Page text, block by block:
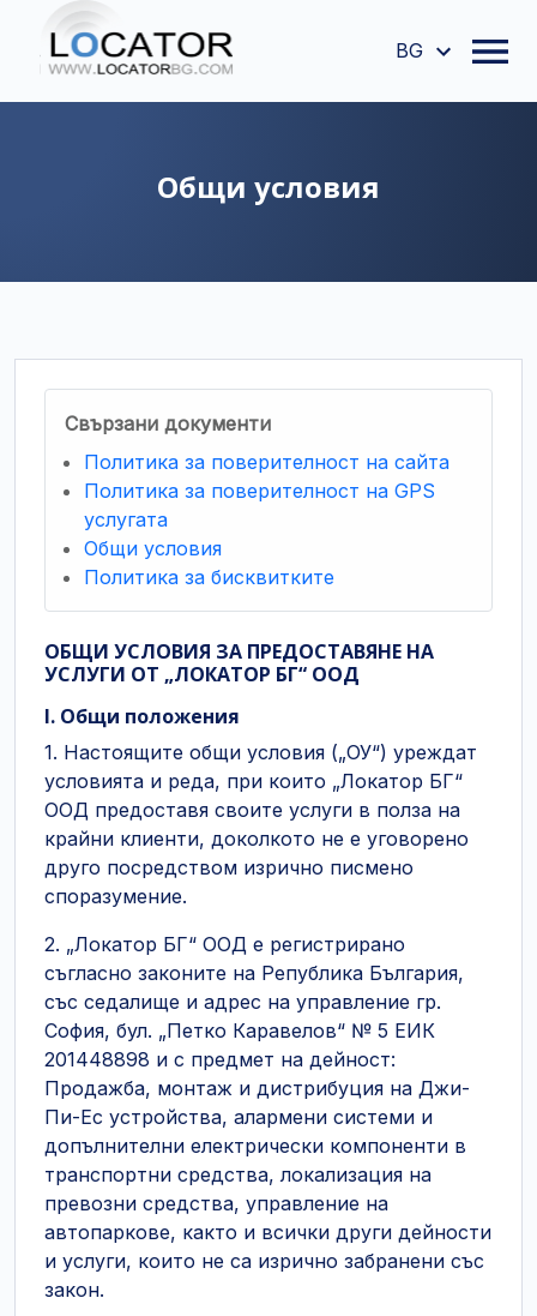
BG
Общи условия
Свързани документи
Политика за поверителност на сайта
Политика за поверителност на GPS
услугата
Общи условия
Политика за бисквитките
ОБЩИ УСЛОВИЯ ЗА ПРЕДОСТАВЯНЕ НА
УСЛУГИ ОТ „ЛОКАТОР БГ“ ООД
I. Общи положения
1. Настоящите общи условия („ОУ“) уреждат
условията и реда, при които „Локатор БГ“
ООД предоставя своите услуги в полза на
крайни клиенти, доколкото не е уговорено
друго посредством изрично писмено
споразумение.
2. „Локатор БГ“ ООД е регистрирано
съгласно законите на Република България,
със седалище и адрес на управление гр.
София, бул. „Петко Каравелов“ № 5 ЕИК
201448898 и с предмет на дейност:
Продажба, монтаж и дистрибуция на Джи-
Пи-Ес устройства, алармени системи и
допълнителни електрически компоненти в
транспортни средства, локализация на
превозни средства, управление на
автопаркове, както и всички други дейности
и услуги, които не са изрично забранени със
закон.